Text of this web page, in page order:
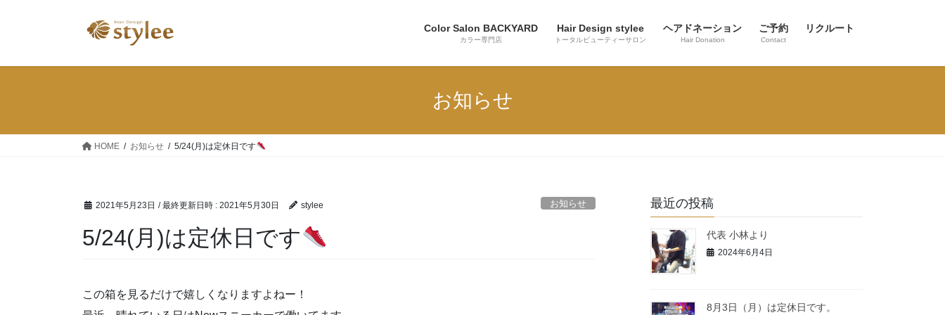
Color Salon BACKYARD
カラー専門店
Hair Design stylee
トータルビューティーサロン
ヘアドネーション
Hair Donation
ご予約
Contact
リクルート
お知らせ
HOME お知らせ 5/24(月)は定休日です
2021年5月23日 / 最終更新日時 : 2021年5月30日 stylee お知らせ
5/24(月)は定休日です
この箱を見るだけで嬉しくなりますよねー！
最近の投稿
代表 小林より
2024年6月4日
8月3日（月）は定休日です。